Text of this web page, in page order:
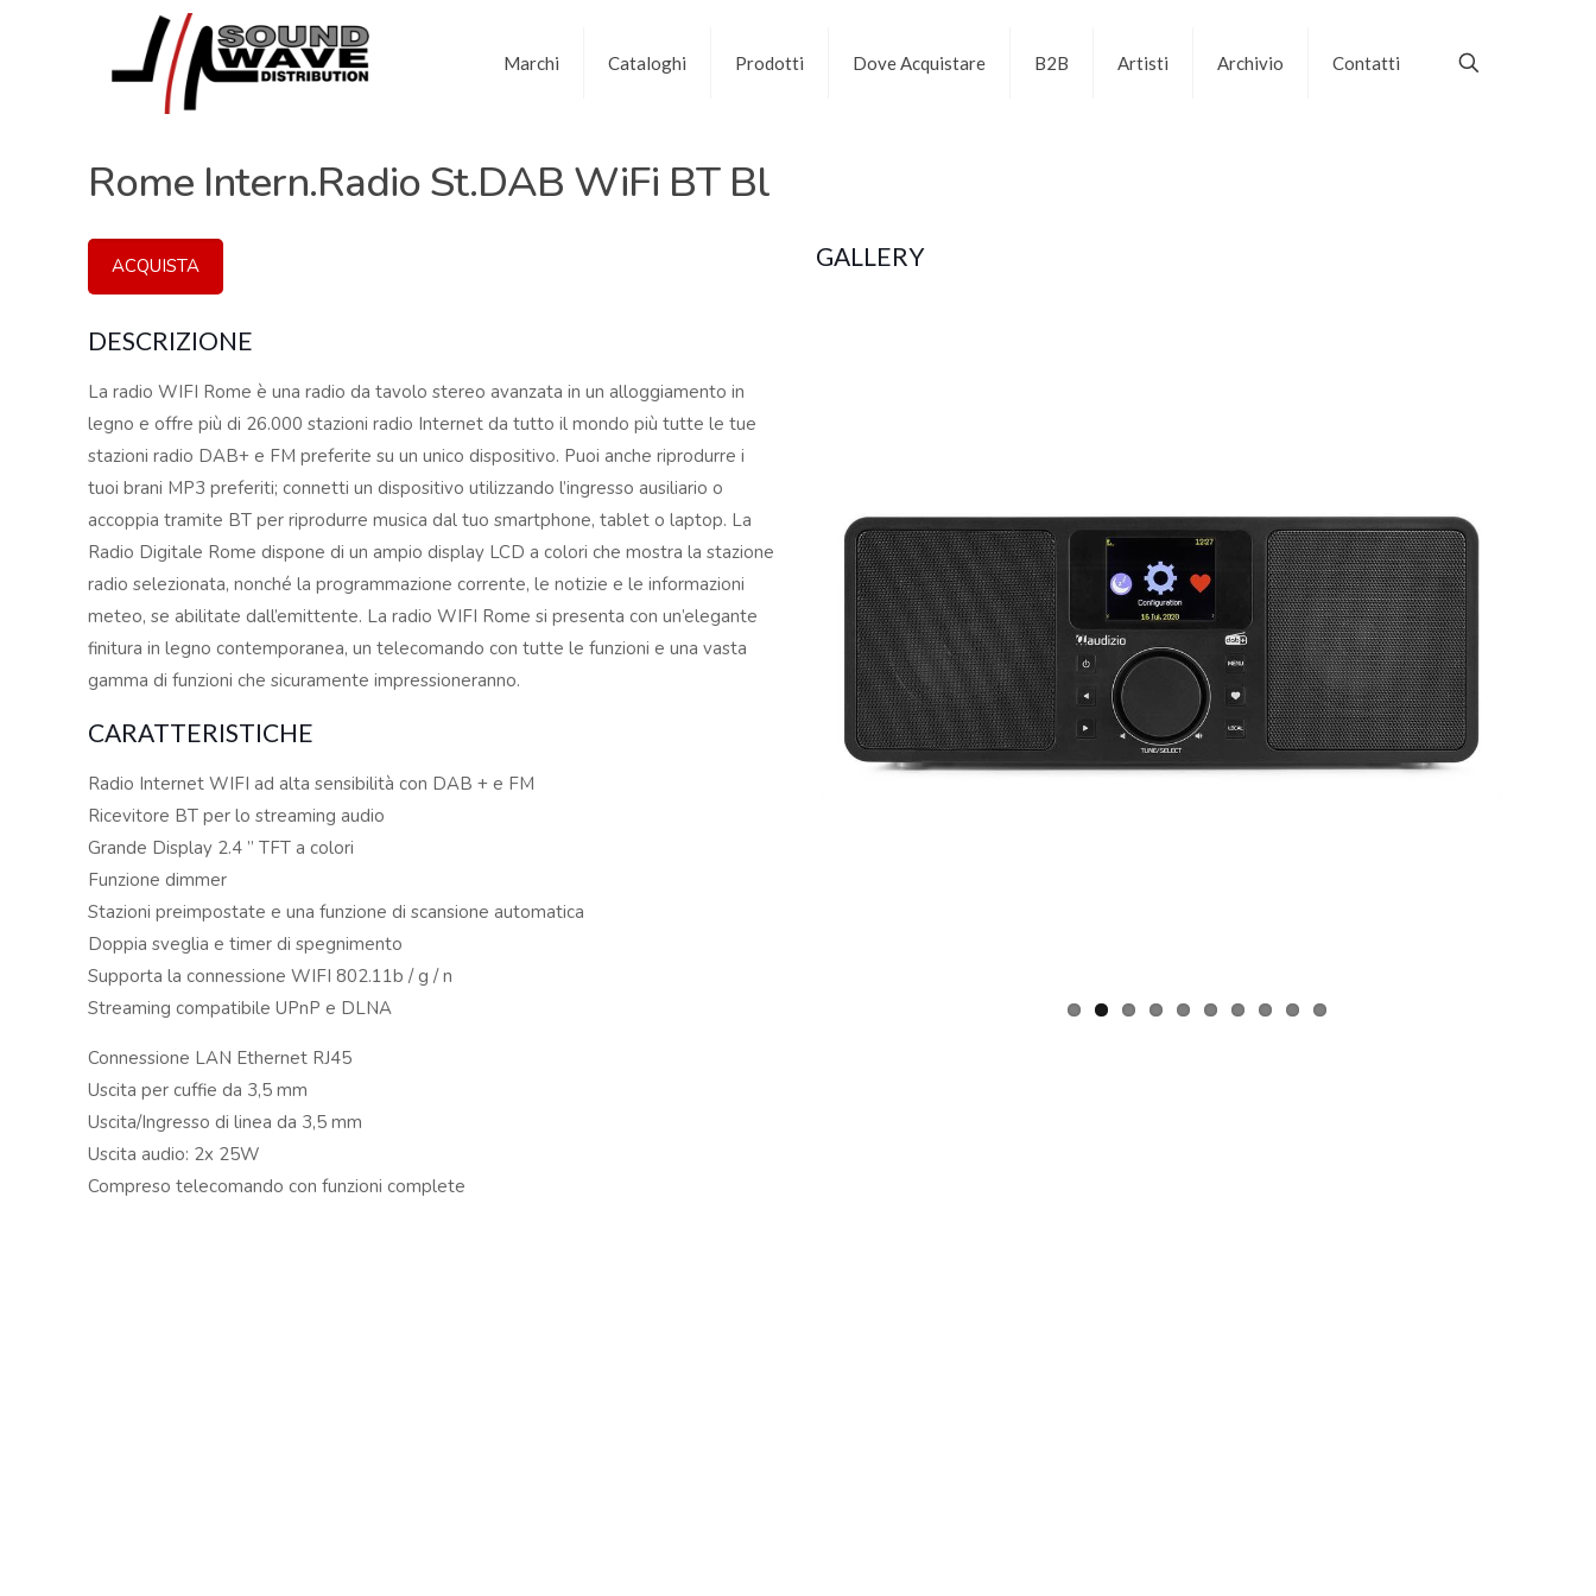
Marchi Cataloghi Prodotti Dove Acquistare B2B Artisti Archivio Contatti
Rome Intern.Radio St.DAB WiFi BT Bl
ACQUISTA
DESCRIZIONE
La radio WIFI Rome è una radio da tavolo stereo avanzata in un alloggiamento in
legno e offre più di 26.000 stazioni radio Internet da tutto il mondo più tutte le tue
stazioni radio DAB+ e FM preferite su un unico dispositivo. Puoi anche riprodurre i
tuoi brani MP3 preferiti; connetti un dispositivo utilizzando l’ingresso ausiliario o
accoppia tramite BT per riprodurre musica dal tuo smartphone, tablet o laptop. La
Radio Digitale Rome dispone di un ampio display LCD a colori che mostra la stazione
radio selezionata, nonché la programmazione corrente, le notizie e le informazioni
meteo, se abilitate dall’emittente. La radio WIFI Rome si presenta con un’elegante
finitura in legno contemporanea, un telecomando con tutte le funzioni e una vasta
gamma di funzioni che sicuramente impressioneranno.
CARATTERISTICHE
Radio Internet WIFI ad alta sensibilità con DAB + e FM
Ricevitore BT per lo streaming audio
Grande Display 2.4 ” TFT a colori
Funzione dimmer
Stazioni preimpostate e una funzione di scansione automatica
Doppia sveglia e timer di spegnimento
Supporta la connessione WIFI 802.11b / g / n
Streaming compatibile UPnP e DLNA
Connessione LAN Ethernet RJ45
Uscita per cuffie da 3,5 mm
Uscita/Ingresso di linea da 3,5 mm
Uscita audio: 2x 25W
Compreso telecomando con funzioni complete
GALLERY
Copyright © 2024 Soundwave Distribution Srl - P.I. 04167210261 |
proprietari. Nomi e caratteristiche sono citati solamente al fine descrittivo e possono variare senza obbligo di preavviso, quindi riferirsi sempre ai siti web dei rispettivi
costruttori.